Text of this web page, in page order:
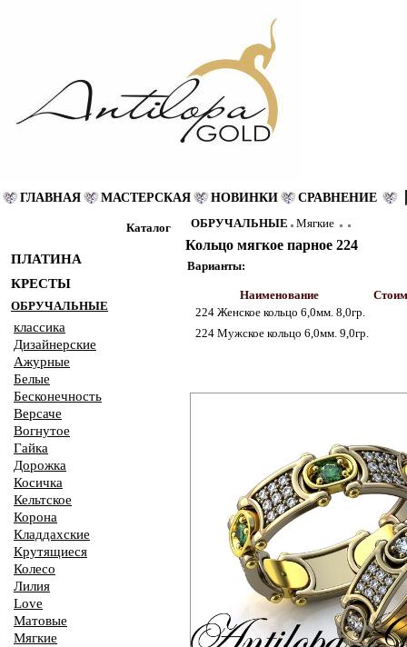
ГЛАВНАЯ МАСТЕРСКАЯ НОВИНКИ СРАВНЕНИЕ
Каталог
ПЛАТИНА
КРЕСТЫ
ОБРУЧАЛЬНЫЕ
классика
Дизайнерские
Ажурные
Белые
Бесконечность
Версаче
Вогнутое
Гайка
Дорожка
Косичка
Кельтское
Корона
Кладдахские
Крутящиеся
Колесо
Лилия
Love
Матовые
Мягкие
ОБРУЧАЛЬНЫЕ Мягкие
Кольцо мягкое парное 224
Варианты:
Наименование
224 Женское кольцо 6,0мм. 8,0гр.
224 Мужское кольцо 6,0мм. 9,0гр.